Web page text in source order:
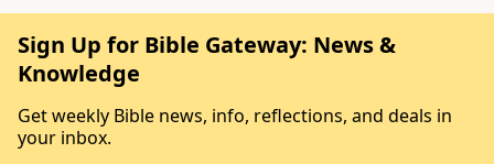
Sign Up for Bible Gateway: News &
Knowledge
Get weekly Bible news, info, reflections, and deals in
your inbox.